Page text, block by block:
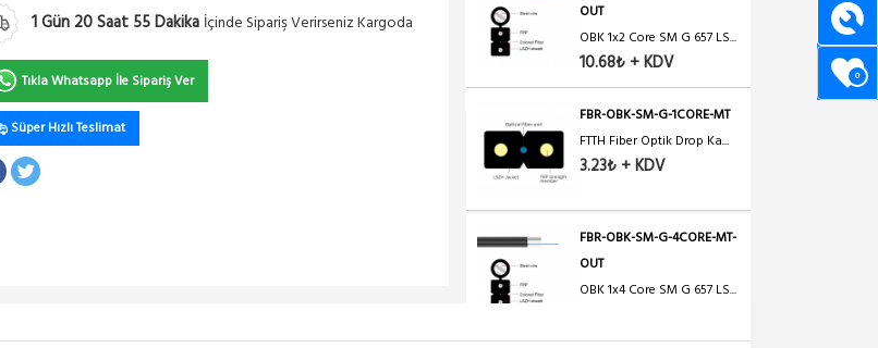
0
1Gün 20Saat 55Dakika İçinde Sipariş Verirseniz Kargoda
Tıkla Whatsapp İle Sipariş Ver
Süper Hızlı Teslimat
OUT
OBK 1x2 Core SM G 657 LS...
10.68₺ + KDV
FBR-OBK-SM-G-1CORE-MT
FTTH Fiber Optik Drop Ka...
3.23₺ + KDV
FBR-OBK-SM-G-4CORE-MT-
OUT
OBK 1x4 Core SM G 657 LS...